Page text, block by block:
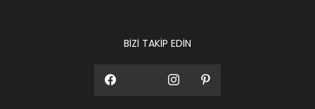
BİZİ TAKİP EDİN